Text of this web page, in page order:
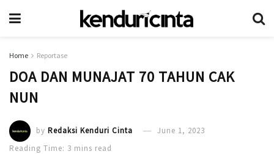
Home Reportase
DOA DAN MUNAJAT 70 TAHUN CAK
NUN
by Redaksi Kenduri Cinta
June 1, 2023
Reading Time: 3 mins read